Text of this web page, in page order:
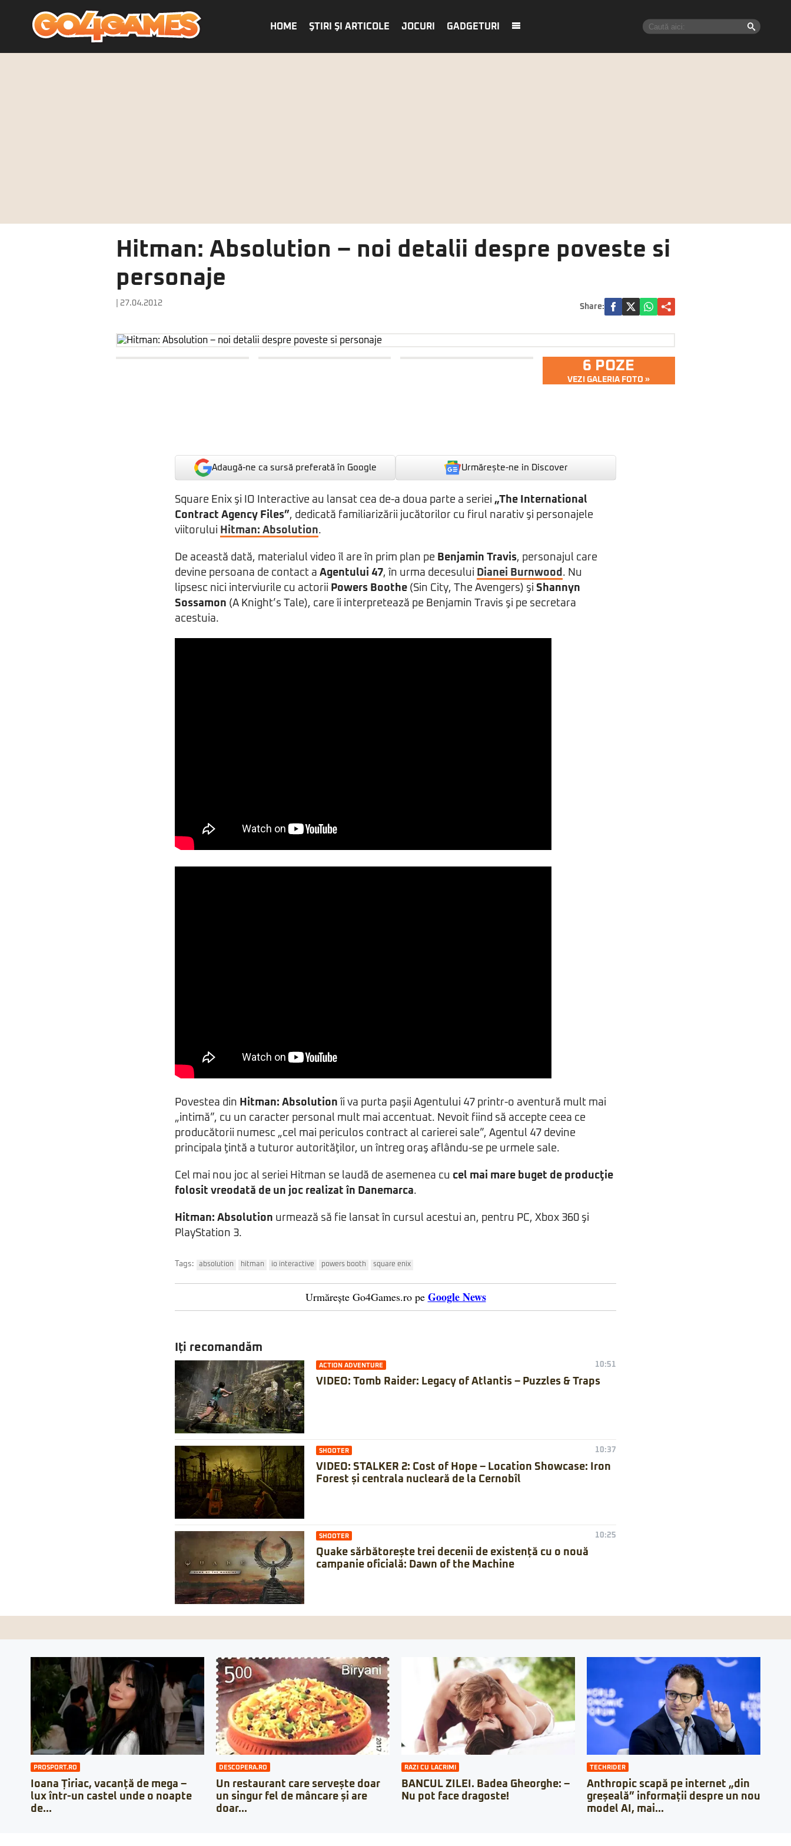
HOME ŞTIRI ŞI ARTICOLE JOCURI GADGETURI
Hitman: Absolution – noi detalii despre poveste si
personaje
| 27.04.2012 Share:
6 POZE
VEZI GALERIA FOTO »
Adaugă-ne ca sursă preferată în Google Urmărește-ne in Discover
Square Enix şi IO Interactive au lansat cea de-a doua parte a seriei „The International
Contract Agency Files”, dedicată familiarizării jucătorilor cu firul narativ şi personajele
viitorului Hitman: Absolution.
De această dată, materialul video îl are în prim plan pe Benjamin Travis, personajul care
devine persoana de contact a Agentului 47, în urma decesului Dianei Burnwood . Nu
lipsesc nici interviurile cu actorii Powers Boothe (Sin City, The Avengers) şi Shannyn
Sossamon (A Knight’s Tale), care îi interpretează pe Benjamin Travis şi pe secretara
acestuia.
Povestea din Hitman: Absolution îi va purta paşii Agentului 47 printr-o aventură mult mai
„intimă”, cu un caracter personal mult mai accentuat. Nevoit fiind să accepte ceea ce
producătorii numesc „cel mai periculos contract al carierei sale”, Agentul 47 devine
principala ţintă a tuturor autorităţilor, un întreg oraş aflându-se pe urmele sale.
Cel mai nou joc al seriei Hitman se laudă de asemenea cu cel mai mare buget de producţie
folosit vreodată de un joc realizat în Danemarca.
Hitman: Absolution urmează să fie lansat în cursul acestui an, pentru PC, Xbox 360 şi
PlayStation 3.
Tags: absolution hitman io interactive powers booth square enix
Urmărește Go4Games.ro pe Google News
Iți recomandăm
ACTION ADVENTURE 10:51
VIDEO: Tomb Raider: Legacy of Atlantis – Puzzles & Traps
SHOOTER 10:37
VIDEO: STALKER 2: Cost of Hope – Location Showcase: Iron
Forest și centrala nucleară de la Cernobîl
SHOOTER 10:25
Quake sărbătorește trei decenii de existență cu o nouă
campanie oficială: Dawn of the Machine
PROSPORT.RO
Ioana Țiriac, vacanță de mega –
lux într-un castel unde o noapte
de...
DESCOPERA.RO
Un restaurant care servește doar
un singur fel de mâncare și are
doar...
RAZI CU LACRIMI
BANCUL ZILEI. Badea Gheorghe: –
Nu pot face dragoste!
TECHRIDER
Anthropic scapă pe internet „din
greșeală” informații despre un nou
model AI, mai...